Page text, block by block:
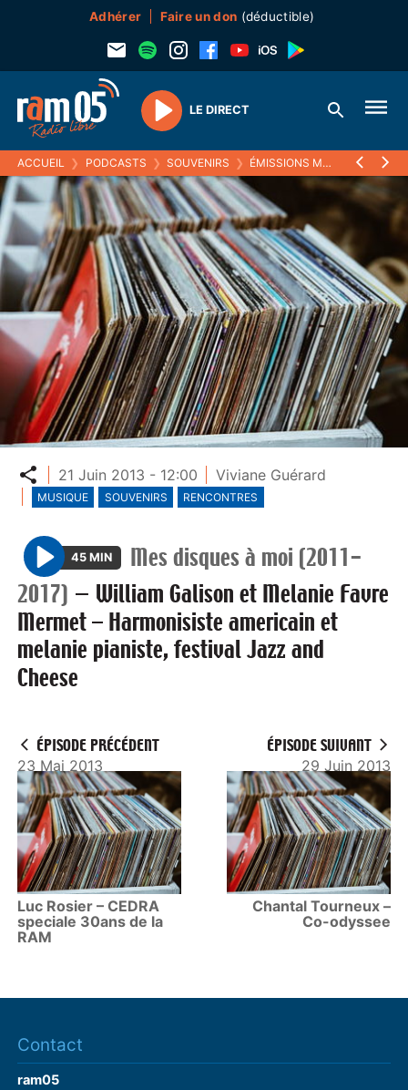
Adhérer Faire un don (déductible)
Play
LE DIRECT
ACCUEIL ❯ PODCASTS ❯ SOUVENIRS ❯ ÉMISSIONS MUSICALES (SOUVENIRS)
Partager
21 Juin 2013 - 12:00 Viviane Guérard
MUSIQUE SOUVENIRS RENCONTRES
P
l
a
y
45 MIN
Mes disques à moi (2011-
2017) — William Galison et Melanie Favre
Mermet – Harmonisiste americain et
melanie pianiste, festival Jazz and
Cheese
ÉPISODE PRÉCÉDENT
23 Mai 2013
Luc Rosier – CEDRA
speciale 30ans de la
RAM
ÉPISODE SUIVANT
29 Juin 2013
Chantal Tourneux –
Co-odyssee
Contact
ram05